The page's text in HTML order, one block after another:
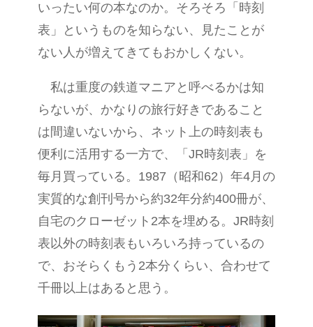
いったい何の本なのか。そろそろ「時刻
表」というものを知らない、見たことが
ない人が増えてきてもおかしくない。
私は重度の鉄道マニアと呼べるかは知
らないが、かなりの旅行好きであること
は間違いないから、ネット上の時刻表も
便利に活用する一方で、「JR時刻表」を
毎月買っている。1987（昭和62）年4月の
実質的な創刊号から約32年分約400冊が、
自宅のクローゼット2本を埋める。JR時刻
表以外の時刻表もいろいろ持っているの
で、おそらくもう2本分くらい、合わせて
千冊以上はあると思う。